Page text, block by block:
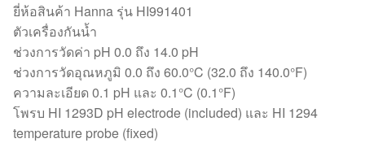
ยี่ห้อสินค้า Hanna รุ่น HI991401
ตัวเครื่องกันน้ำ
ช่วงการวัดค่า pH 0.0 ถึง 14.0 pH
ช่วงการวัดอุณหภูมิ 0.0 ถึง 60.0°C (32.0 ถึง 140.0°F)
ความละเอียด 0.1 pH และ 0.1°C (0.1°F)
โพรบ HI 1293D pH electrode (included) และ HI 1294
temperature probe (fixed)